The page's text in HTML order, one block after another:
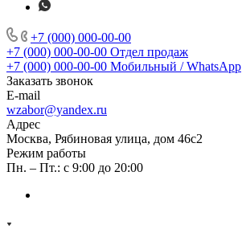
+7 (000) 000-00-00
+7 (000) 000-00-00 Отдел продаж
+7 (000) 000-00-00 Мобильный / WhatsApp
Заказать звонок
E-mail
wzabor@yandex.ru
Адрес
Москва, Рябиновая улица, дом 46с2
Режим работы
Пн. – Пт.: с 9:00 до 20:00